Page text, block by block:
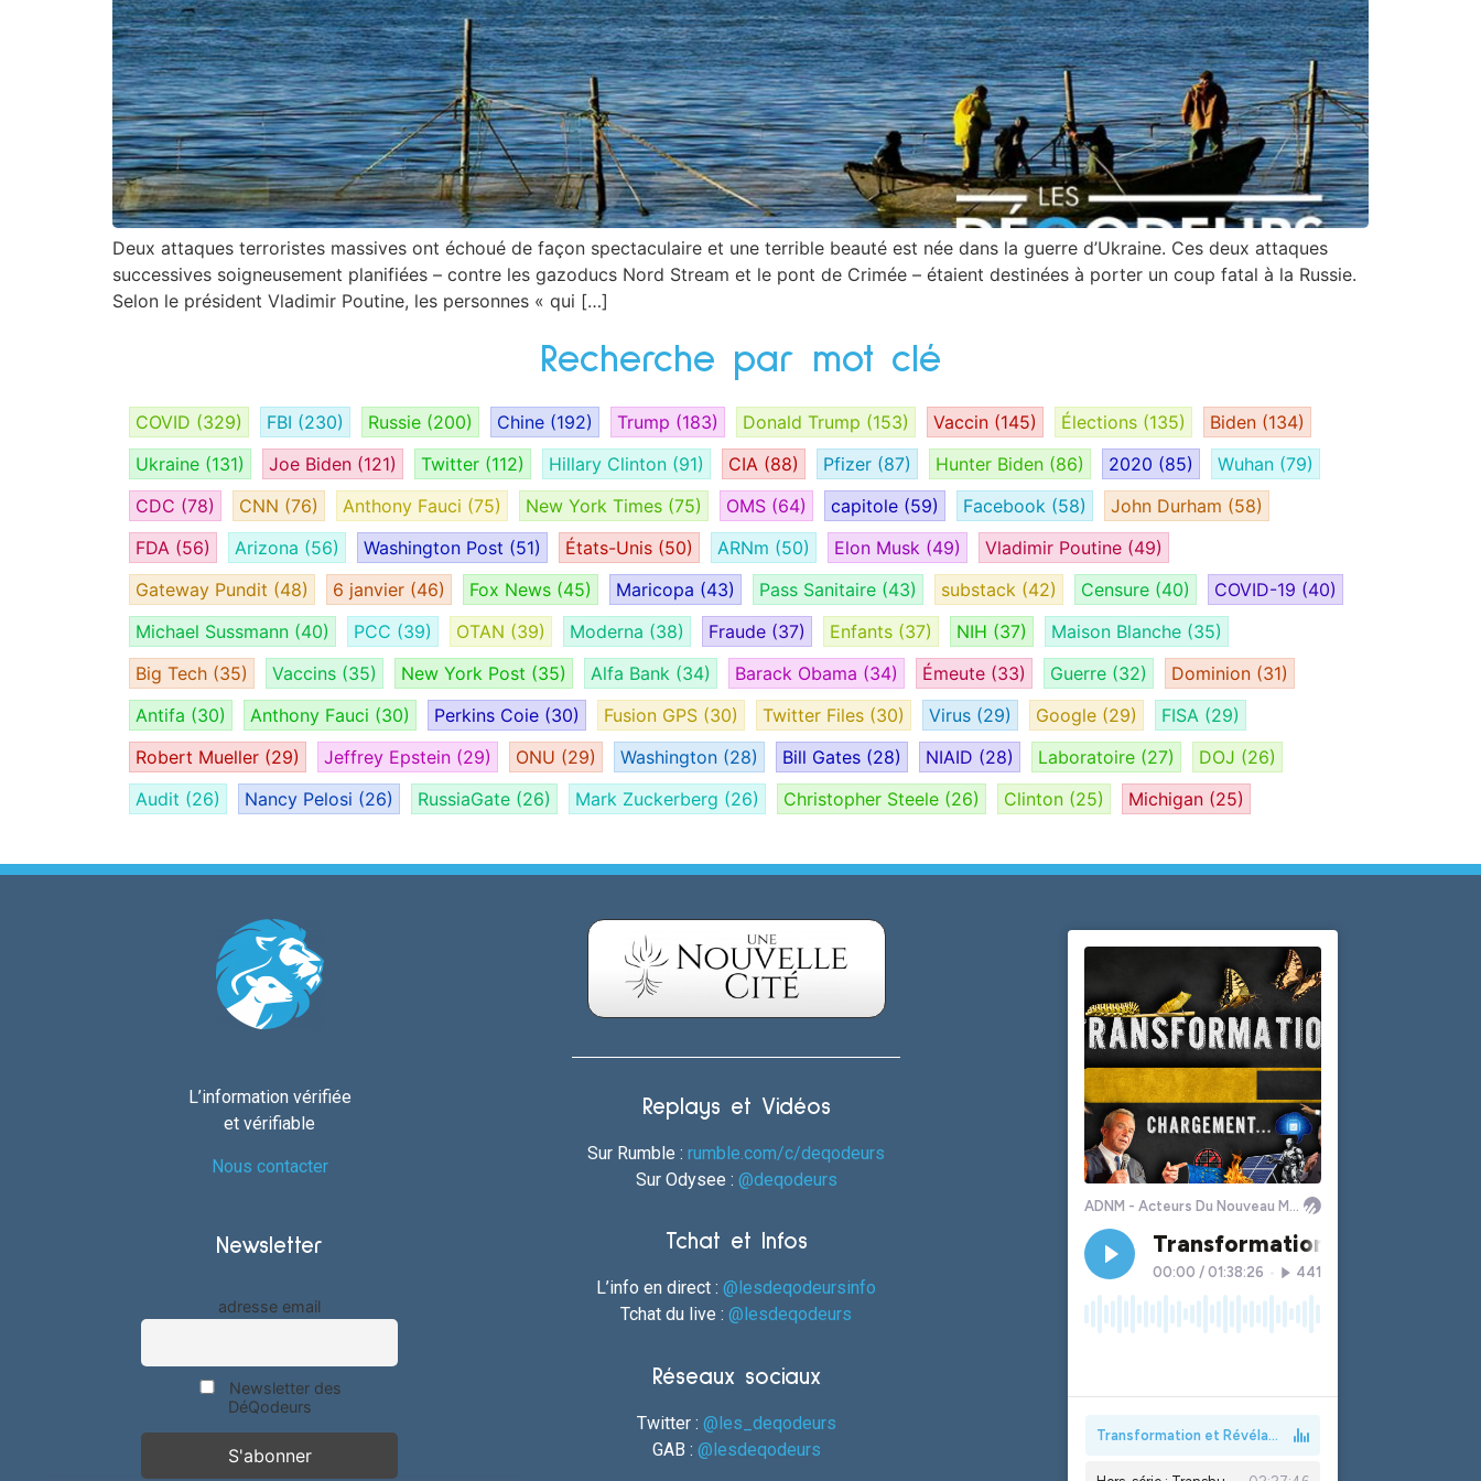
Deux attaques terroristes massives ont échoué de façon spectaculaire et une terrible beauté est née dans la guerre d’Ukraine. Ces deux attaques
successives soigneusement planifiées – contre les gazoducs Nord Stream et le pont de Crimée – étaient destinées à porter un coup fatal à la Russie.
Selon le président Vladimir Poutine, les personnes « qui […]
Recherche par mot clé
COVID (329) FBI (230) Russie (200) Chine (192) Trump (183) Donald Trump (153) Vaccin (145) Élections (135) Biden (134)
Ukraine (131) Joe Biden (121) Twitter (112) Hillary Clinton (91) CIA (88) Pfizer (87) Hunter Biden (86) 2020 (85) Wuhan (79)
CDC (78) CNN (76) Anthony Fauci (75) New York Times (75) OMS (64) capitole (59) Facebook (58) John Durham (58)
FDA (56) Arizona (56) Washington Post (51) États-Unis (50) ARNm (50) Elon Musk (49) Vladimir Poutine (49)
Gateway Pundit (48) 6 janvier (46) Fox News (45) Maricopa (43) Pass Sanitaire (43) substack (42) Censure (40) COVID-19 (40)
Michael Sussmann (40) PCC (39) OTAN (39) Moderna (38) Fraude (37) Enfants (37) NIH (37) Maison Blanche (35)
Big Tech (35) Vaccins (35) New York Post (35) Alfa Bank (34) Barack Obama (34) Émeute (33) Guerre (32) Dominion (31)
Antifa (30) Anthony Fauci (30) Perkins Coie (30) Fusion GPS (30) Twitter Files (30) Virus (29) Google (29) FISA (29)
Robert Mueller (29) Jeffrey Epstein (29) ONU (29) Washington (28) Bill Gates (28) NIAID (28) Laboratoire (27) DOJ (26)
Audit (26) Nancy Pelosi (26) RussiaGate (26) Mark Zuckerberg (26) Christopher Steele (26) Clinton (25) Michigan (25)
L’information vérifiée
et vérifiable
Nous contacter
Newsletter
adresse email
Newsletter des
DéQodeurs
Replays et Vidéos
Sur Rumble :rumble.com/c/deqodeurs
Sur Odysee : @deqodeurs
Tchat et Infos
L’info en direct :@lesdeqodeursinfo
Tchat du live :@lesdeqodeurs
Réseaux sociaux
Twitter : @les_deqodeurs
GAB : @lesdeqodeurs